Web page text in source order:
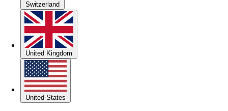
Switzerland
United Kingdom
United States